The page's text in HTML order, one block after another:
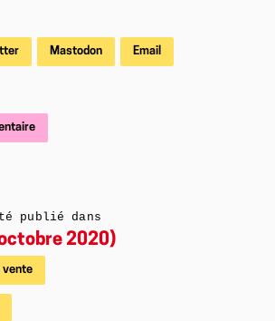
Mastodon Email
publié dans
2020)
vente